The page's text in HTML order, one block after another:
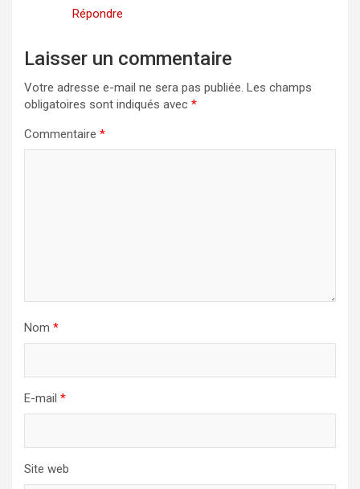
Répondre
Laisser un commentaire
Votre adresse e-mail ne sera pas publiée. Les champs
obligatoires sont indiqués avec *
Commentaire *
Nom *
E-mail *
Site web